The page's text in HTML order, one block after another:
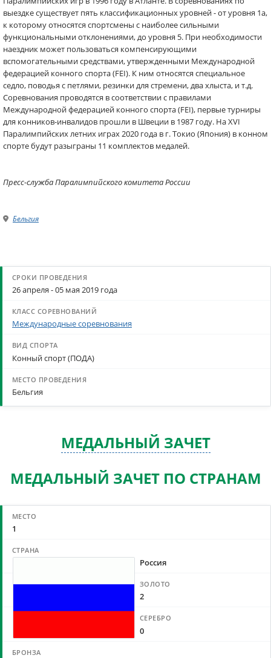
выездке существует пять классификационных уровней - от уровня 1а,
к которому относятся спортсмены с наиболее сильными
функциональными отклонениями, до уровня 5. При необходимости
наездник может пользоваться компенсирующими
вспомогательными средствами, утвержденными Международной
федерацией конного спорта (FEI). К ним относятся специальное
седло, поводья с петлями, резинки для стремени, два хлыста, и т.д.
Соревнования проводятся в соответствии с правилами
Международной федерацией конного спорта (FEI), первые турниры
для конников-инвалидов прошли в Швеции в 1987 году. На XVI
Паралимпийских летних играх 2020 года в г. Токио (Япония) в конном
спорте будут разыграны 11 комплектов медалей.
Пресс-служба Паралимпийского комитета России
Бельгия
26 апреля - 05 мая 2019 года
Международные соревнования
Конный спорт (ПОДА)
Бельгия
МЕДАЛЬНЫЙ ЗАЧЕТ
МЕДАЛЬНЫЙ ЗАЧЕТ ПО СТРАНАМ
1
Россия
2
0